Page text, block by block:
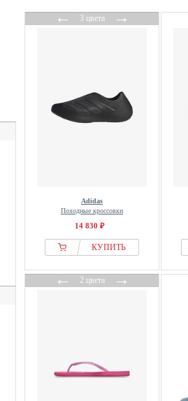
←3 цвета→
Adidas
Походные кроссовки
14 830 ₽
КУПИТЬ
←2 цвета→